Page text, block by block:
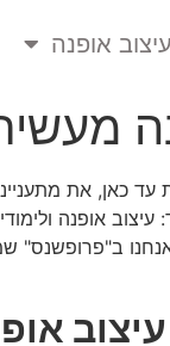
אופנה
כאן, את
עיצוב אופנה
אנחנו
עיצוב